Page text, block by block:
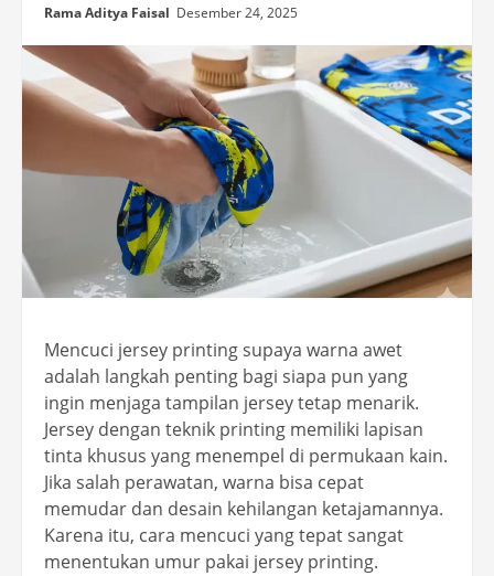
Rama Aditya Faisal Desember 24, 2025
Mencuci jersey printing supaya warna awet
adalah langkah penting bagi siapa pun yang
ingin menjaga tampilan jersey tetap menarik.
Jersey dengan teknik printing memiliki lapisan
tinta khusus yang menempel di permukaan kain.
Jika salah perawatan, warna bisa cepat
memudar dan desain kehilangan ketajamannya.
Karena itu, cara mencuci yang tepat sangat
menentukan umur pakai jersey printing.